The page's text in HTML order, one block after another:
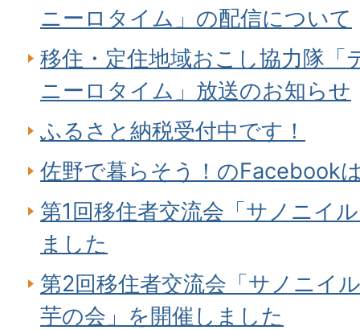
ニーロタイム」の配信について
移住・定住地域おこし協力隊「
ニーロタイム」放送のお知らせ
ふるさと納税受付中です！
佐野で暮らそう！のFacebook
第1回移住者交流会「サノニイ
ました
第2回移住者交流会「サノニイ
芋の会」を開催しました